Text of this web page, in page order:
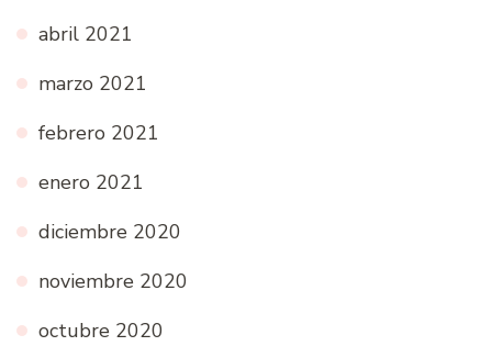
abril 2021
marzo 2021
febrero 2021
enero 2021
diciembre 2020
noviembre 2020
octubre 2020